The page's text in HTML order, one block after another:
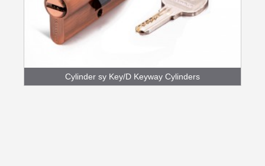
Cylinder sy Key/D Keyway Cylinders